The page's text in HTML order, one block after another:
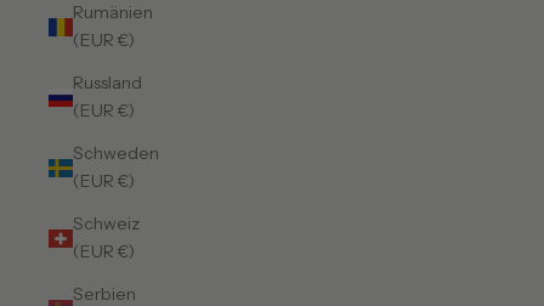
Rumänien
(EUR €)
Russland
(EUR €)
Schweden
(EUR €)
Schweiz
(EUR €)
Serbien